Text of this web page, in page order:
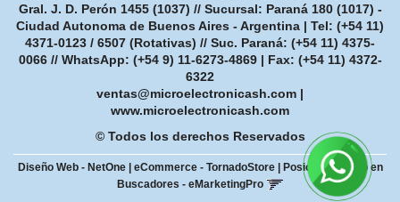
Gral. J. D. Perón 1455 (1037) // Sucursal: Paraná 180 (1017) -
Ciudad Autonoma de Buenos Aires - Argentina | Tel: (+54 11)
4371-0123 / 6507 (Rotativas) // Suc. Paraná: (+54 11) 4375-
0066 // WhatsApp: (+54 9) 11-6273-4869| Fax: (+54 11) 4372-
6322
ventas@microelectronicash.com |
www.microelectronicash.com
© Todos los derechos Reservados
Diseño Web - NetOne| eCommerce - TornadoStore| Posicionamiento en
Buscadores - eMarketingPro